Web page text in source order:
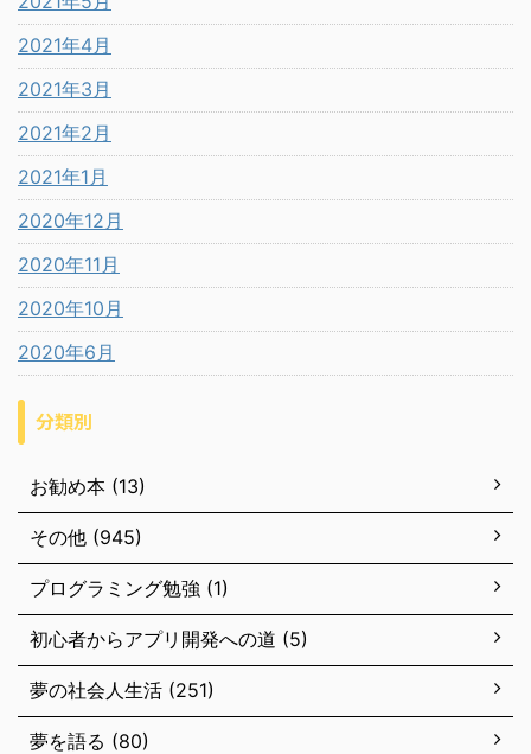
2021年4月
2021年3月
2021年2月
2021年1月
2020年12月
2020年11月
2020年10月
2020年6月
分類別
お勧め本 (13)
その他 (945)
プログラミング勉強 (1)
初心者からアプリ開発への道 (5)
夢の社会人生活 (251)
夢を語る (80)